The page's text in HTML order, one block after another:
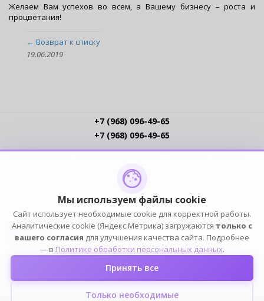
Желаем Вам успехов во всем, а Вашему бизнесу – роста и
процветания!
← Возврат к списку
19.06.2019
+7 (968) 096-49-65
+7 (968) 096-49-65
Политика обработки ПДн
Публичная оферта
ПОДПИСЫВАЙСЯ
2004-2026 © ELIA — ИП Елин К.Н. (ОГРНИП 316774600249101, ИНН 772391778153). Оптовый
магазин домашней одежды, белья, обуви и аксессуаров. Все права защищены.
Мы используем файлы cookie
Сайт использует необходимые cookie для корректной работы.
Аналитические cookie (Яндекс.Метрика) загружаются только с
вашего согласия для улучшения качества сайта. Подробнее
— в Политике обработки персональных данных.
Принять все
Только необходимые